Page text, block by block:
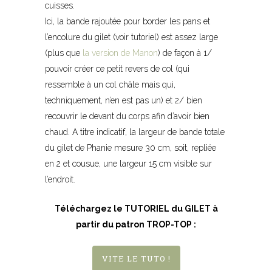
cuisses.
Ici, la bande rajoutée pour border les pans et
l’encolure du gilet (voir tutoriel) est assez large
(plus que la version de Manon) de façon à 1/
pouvoir créer ce petit revers de col (qui
ressemble à un col châle mais qui,
techniquement, n’en est pas un) et 2/ bien
recouvrir le devant du corps afin d’avoir bien
chaud. A titre indicatif, la largeur de bande totale
du gilet de Phanie mesure 30 cm, soit, repliée
en 2 et cousue, une largeur 15 cm visible sur
l’endroit.
Téléchargez le TUTORIEL du GILET à
partir du patron TROP-TOP :
VITE LE TUTO !